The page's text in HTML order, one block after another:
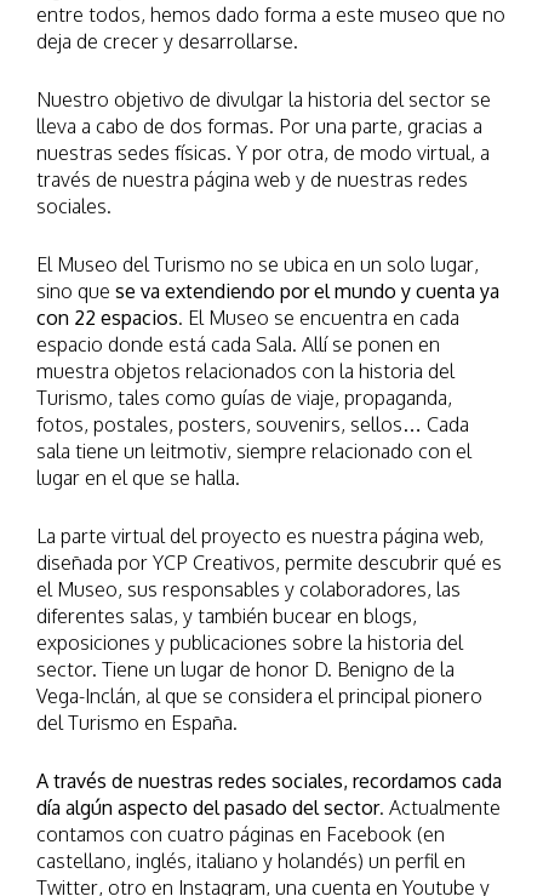
entre todos, hemos dado forma a este museo que no
deja de crecer y desarrollarse.
Nuestro objetivo de divulgar la historia del sector se
lleva a cabo de dos formas. Por una parte, gracias a
nuestras sedes físicas. Y por otra, de modo virtual, a
través de nuestra página web y de nuestras redes
sociales.
El Museo del Turismo no se ubica en un solo lugar,
sino que se va extendiendo por el mundo y cuenta ya
con 22 espacios. El Museo se encuentra en cada
espacio donde está cada Sala. Allí se ponen en
muestra objetos relacionados con la historia del
Turismo, tales como guías de viaje, propaganda,
fotos, postales, posters, souvenirs, sellos… Cada
sala tiene un leitmotiv, siempre relacionado con el
lugar en el que se halla.
La parte virtual del proyecto es nuestra página web,
diseñada por YCP Creativos, permite descubrir qué es
el Museo, sus responsables y colaboradores, las
diferentes salas, y también bucear en blogs,
exposiciones y publicaciones sobre la historia del
sector. Tiene un lugar de honor D. Benigno de la
Vega-Inclán, al que se considera el principal pionero
del Turismo en España.
A través de nuestras redes sociales, recordamos cada
día algún aspecto del pasado del sector. Actualmente
contamos con cuatro páginas en Facebook (en
castellano, inglés, italiano y holandés) un perfil en
Twitter, otro en Instagram, una cuenta en Youtube y